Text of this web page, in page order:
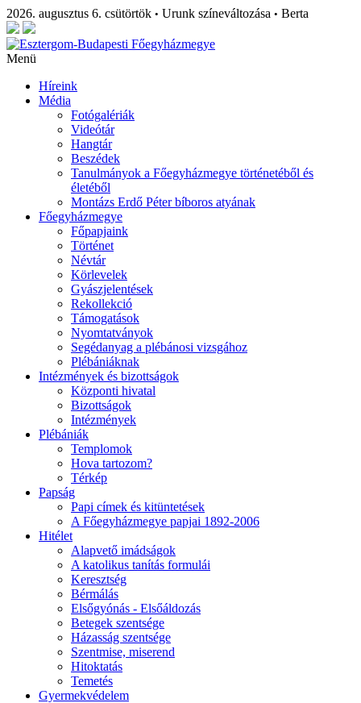
2026. augusztus 6. csütörtök • Urunk színeváltozása • Berta
Menü
Híreink
Média
Fotógalériák
Videótár
Hangtár
Beszédek
Tanulmányok a Főegyházmegye történetéből és
életéből
Montázs Erdő Péter bíboros atyának
Főegyházmegye
Főpapjaink
Történet
Névtár
Körlevelek
Gyászjelentések
Rekollekció
Támogatások
Nyomtatványok
Segédanyag a plébánosi vizsgához
Plébániáknak
Intézmények és bizottságok
Központi hivatal
Bizottságok
Intézmények
Plébániák
Templomok
Hova tartozom?
Térkép
Papság
Papi címek és kitüntetések
A Főegyházmegye papjai 1892-2006
Hitélet
Alapvető imádságok
A katolikus tanítás formulái
Keresztség
Bérmálás
Elsőgyónás - Elsőáldozás
Betegek szentsége
Házasság szentsége
Szentmise, miserend
Hitoktatás
Temetés
Gyermekvédelem